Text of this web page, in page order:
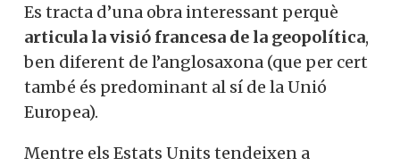
Es tracta d’una obra interessant perquè
articula la visió francesa de la geopolítica,
ben diferent de l’anglosaxona (que per cert
també és predominant al sí de la Unió
Europea).
Mentre els Estats Units tendeixen a